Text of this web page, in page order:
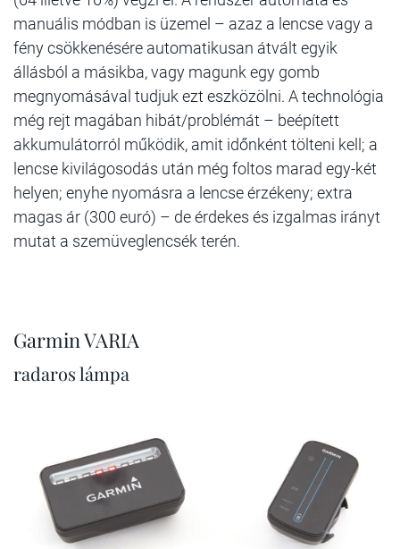
manuális módban is üzemel – azaz a lencse vagy a
fény csökkenésére automatikusan átvált egyik
állásból a másikba, vagy magunk egy gomb
megnyomásával tudjuk ezt eszközölni. A technológia
még rejt magában hibát/problémát – beépített
akkumulátorról működik, amit időnként tölteni kell; a
lencse kivilágosodás után még foltos marad egy-két
helyen; enyhe nyomásra a lencse érzékeny; extra
magas ár (300 euró) – de érdekes és izgalmas irányt
mutat a szemüveglencsék terén.
Garmin VARIA
radaros lámpa